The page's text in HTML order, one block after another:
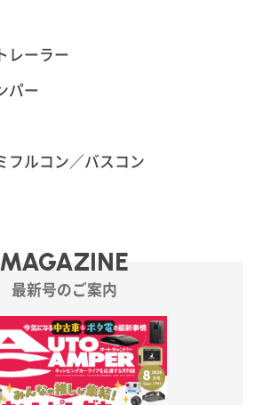
レーラー
パー
フルコン／バスコン
MAGAZINE
最新号のご案内